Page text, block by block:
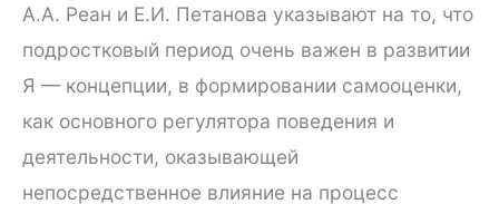
А.А. Реан и Е.И. Петанова указывают на то, что
подростковый период очень важен в развитии
Я — концепции, в формировании самооценки,
как основного регулятора поведения и
деятельности, оказывающей
непосредственное влияние на процесс